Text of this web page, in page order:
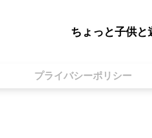
ちょっと子供と
プライバシーポリシー